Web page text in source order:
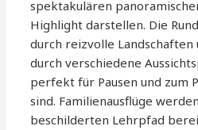
spektakulären
Highlight darstellen. Die
durch reizvolle Landschaften
durch verschiedene
perfekt für Pausen und zum
sind. Familienausflüge
beschilderten Lehrpfad